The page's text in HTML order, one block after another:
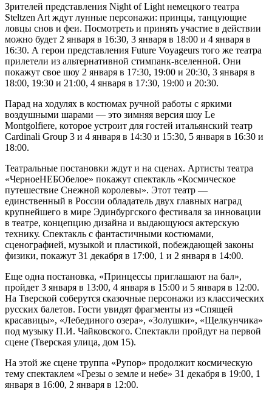
Зрителей представления Night of Light немецкого театра
Steltzen Art ждут лунные персонажи: принцы, танцующие
ловцы снов и феи. Посмотреть и принять участие в действии
можно будет 2 января в 16:30, 3 января в 18:00 и 4 января в
16:30. А герои представления Future Voyageurs того же театра
прилетели из альтернативной стимпанк-вселенной. Они
покажут свое шоу 2 января в 17:30, 19:00 и 20:30, 3 января в
18:00, 19:30 и 21:00, 4 января в 17:30, 19:00 и 20:30.
Парад на ходулях в костюмах ручной работы с яркими
воздушными шарами — это зимняя версия шоу Le
Montgolfiere, которое устроит для гостей итальянский театр
Cardinali Group 3 и 4 января в 14:30 и 15:30, 5 января в 16:30 и
18:00.
Театральные постановки ждут и на сценах. Артисты театра
«ЧерноеНЕБОбелое» покажут спектакль «Космическое
путешествие Снежной королевы». Этот театр —
единственный в России обладатель двух главных наград
крупнейшего в мире Эдинбургского фестиваля за инновации
в театре, концепцию дизайна и выдающуюся актерскую
технику. Спектакль с фантастичными костюмами,
сценографией, музыкой и пластикой, побеждающей законы
физики, покажут 31 декабря в 17:00, 1 и 2 января в 14:00.
Еще одна постановка, «Принцессы приглашают на бал»,
пройдет 3 января в 13:00, 4 января в 15:00 и 5 января в 12:00.
На Тверской соберутся сказочные персонажи из классических
русских балетов. Гости увидят фрагменты из «Спящей
красавицы», «Лебединого озера», «Золушки», «Щелкунчика»
под музыку П.И. Чайковского. Спектакли пройдут на первой
сцене (Тверская улица, дом 15).
На этой же сцене труппа «Рупор» продолжит космическую
тему спектаклем «Грезы о земле и небе» 31 декабря в 19:00, 1
января в 16:00, 2 января в 12:00.